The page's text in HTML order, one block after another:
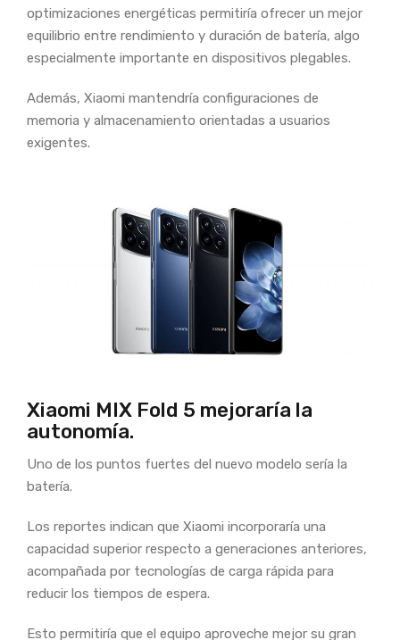
optimizaciones energéticas permitiría ofrecer un mejor
equilibrio entre rendimiento y duración de batería, algo
especialmente importante en dispositivos plegables.
Además, Xiaomi mantendría configuraciones de
memoria y almacenamiento orientadas a usuarios
exigentes.
Xiaomi MIX Fold 5 mejoraría la
autonomía.
Uno de los puntos fuertes del nuevo modelo sería la
batería.
Los reportes indican que Xiaomi incorporaría una
capacidad superior respecto a generaciones anteriores,
acompañada por tecnologías de carga rápida para
reducir los tiempos de espera.
Esto permitiría que el equipo aproveche mejor su gran